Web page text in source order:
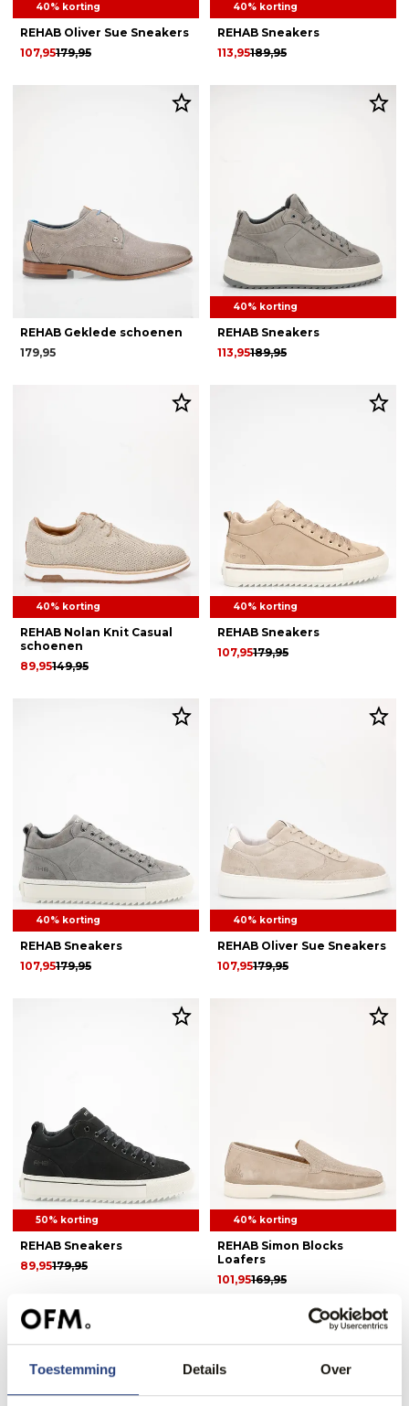
Toestemming Details Over
40% korting
REHAB Oliver Sue Sneakers
179,95
107,95
40% korting
REHAB Sneakers
189,95
113,95
REHAB Geklede schoenen
179,95
40% korting
REHAB Sneakers
189,95
113,95
40% korting
REHAB Nolan Knit Casual
schoenen
149,95
89,95
40% korting
REHAB Sneakers
179,95
107,95
40% korting
REHAB Sneakers
179,95
107,95
40% korting
REHAB Oliver Sue Sneakers
179,95
107,95
50% korting
REHAB Sneakers
179,95
89,95
40% korting
REHAB Simon Blocks
Loafers
169,95
101,95